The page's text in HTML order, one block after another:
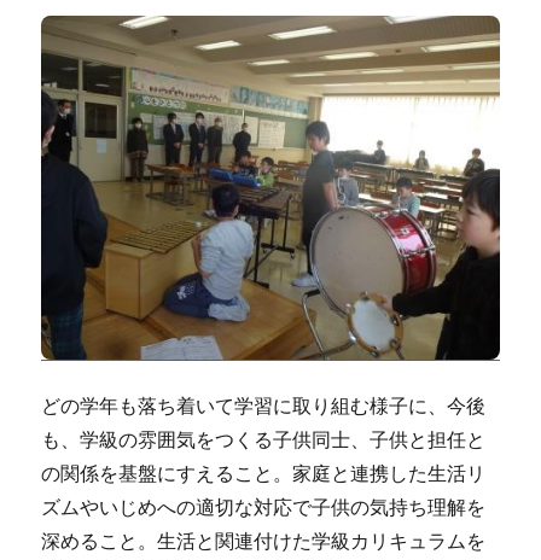
どの学年も落ち着いて学習に取り組む様子に、今後
も、学級の雰囲気をつくる子供同士、子供と担任と
の関係を基盤にすえること。家庭と連携した生活リ
ズムやいじめへの適切な対応で子供の気持ち理解を
深めること。生活と関連付けた学級カリキュラムを